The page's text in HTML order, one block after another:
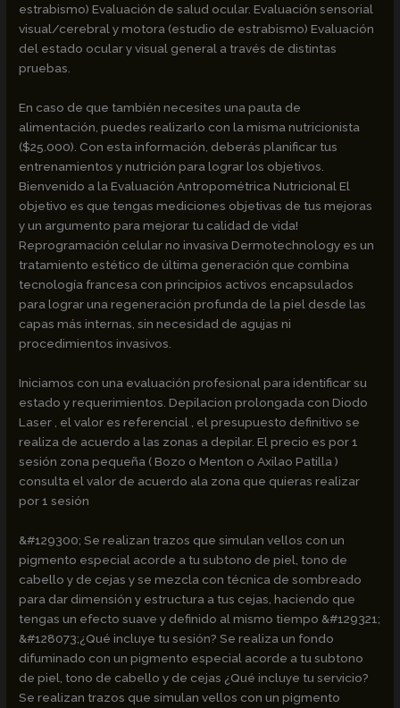
estrabismo) Evaluación de salud ocular. Evaluación sensorial
visual/cerebral y motora (estudio de estrabismo) Evaluación
del estado ocular y visual general a través de distintas
pruebas.
En caso de que también necesites una pauta de
alimentación, puedes realizarlo con la misma nutricionista
($25.000). Con esta información, deberás planificar tus
entrenamientos y nutrición para lograr los objetivos.
Bienvenido a la Evaluación Antropométrica Nutricional El
objetivo es que tengas mediciones objetivas de tus mejoras
y un argumento para mejorar tu calidad de vida!
Reprogramación celular no invasiva Dermotechnology es un
tratamiento estético de última generación que combina
tecnología francesa con principios activos encapsulados
para lograr una regeneración profunda de la piel desde las
capas más internas, sin necesidad de agujas ni
procedimientos invasivos.
Iniciamos con una evaluación profesional para identificar su
estado y requerimientos. Depilacion prolongada con Diodo
Laser , el valor es referencial , el presupuesto definitivo se
realiza de acuerdo a las zonas a depilar. El precio es por 1
sesión zona pequeña ( Bozo o Menton o Axilao Patilla )
consulta el valor de acuerdo ala zona que quieras realizar
por 1 sesión
&#129300; Se realizan trazos que simulan vellos con un
pigmento especial acorde a tu subtono de piel, tono de
cabello y de cejas y se mezcla con técnica de sombreado
para dar dimensión y estructura a tus cejas, haciendo que
tengas un efecto suave y definido al mismo tiempo &#129321;
&#128073;¿Qué incluye tu sesión? Se realiza un fondo
difuminado con un pigmento especial acorde a tu subtono
de piel, tono de cabello y de cejas ¿Qué incluye tu servicio?
Se realizan trazos que simulan vellos con un pigmento